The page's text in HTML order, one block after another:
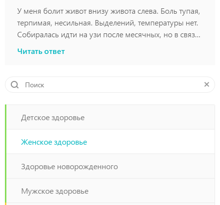
У меня болит живот внизу живота слева. Боль тупая,
терпимая, несильная. Выделений, температуры нет.
Собиралась идти на узи после месячных, но в связи
это может быть??
Читать ответ
Детское здоровье
Женское здоровье
Здоровье новорожденного
Мужское здоровье